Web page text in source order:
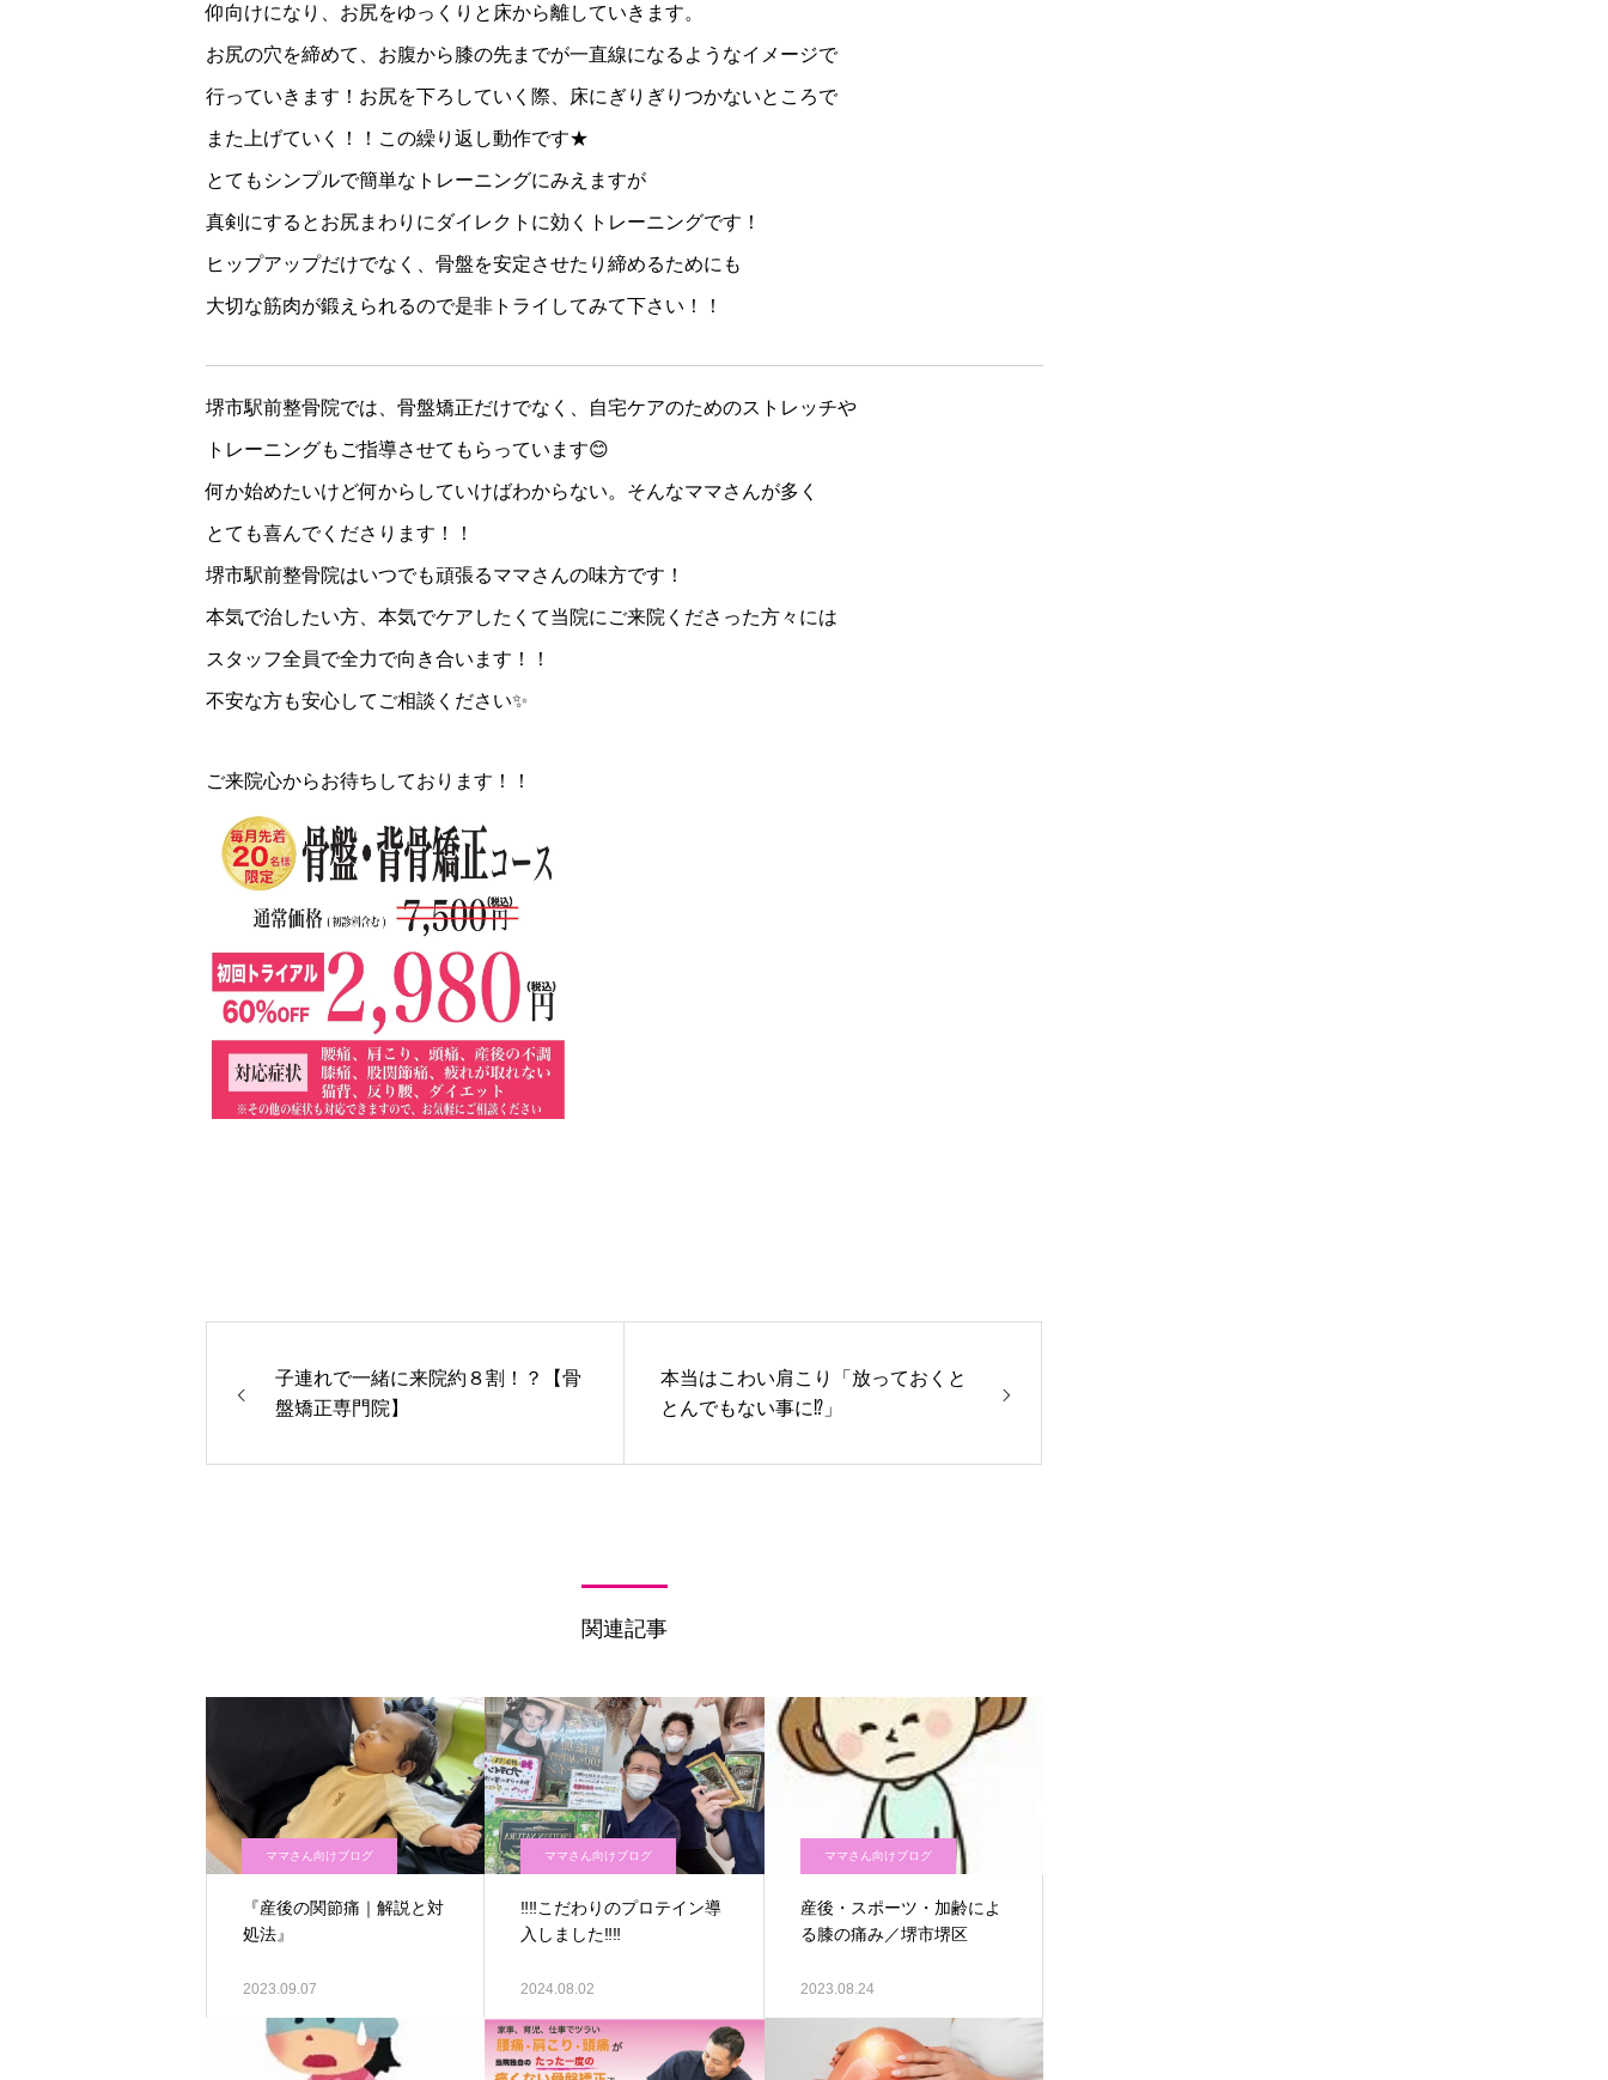
仰向けになり、お尻をゆっくりと床から離していきます。
お尻の穴を締めて、お腹から膝の先までが一直線になるようなイメージで
行っていきます！お尻を下ろしていく際、床にぎりぎりつかないところで
また上げていく！！この繰り返し動作です★
とてもシンプルで簡単なトレーニングにみえますが
真剣にするとお尻まわりにダイレクトに効くトレーニングです！
ヒップアップだけでなく、骨盤を安定させたり締めるためにも
大切な筋肉が鍛えられるので是非トライしてみて下さい！！
堺市駅前整骨院では、骨盤矯正だけでなく、自宅ケアのためのストレッチや
トレーニングもご指導させてもらっています😊
何か始めたいけど何からしていけばわからない。そんなママさんが多く
とても喜んでくださります！！
堺市駅前整骨院はいつでも頑張るママさんの味方です！
本気で治したい方、本気でケアしたくて当院にご来院くださった方々には
スタッフ全員で全力で向き合います！！
不安な方も安心してご相談ください✨
ご来院心からお待ちしております！！
子連れで一緒に来院約８割！？【骨
盤矯正専門院】
本当はこわい肩こり「放っておくと
とんでもない事に⁉」
関連記事
ママさん向けブログ
『産後の関節痛｜解説と対
処法』
2023.09.07
ママさん向けブログ
‼‼こだわりのプロテイン導
入しました‼‼
2024.08.02
ママさん向けブログ
産後・スポーツ・加齢によ
る膝の痛み／堺市堺区
2023.08.24